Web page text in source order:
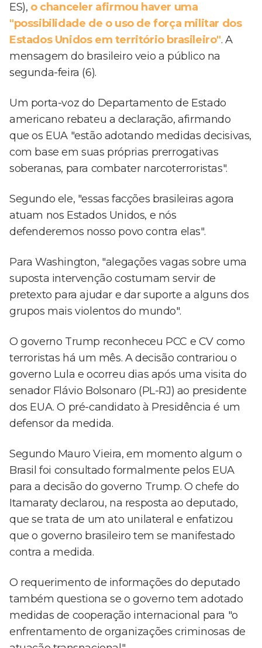
ES), o chanceler afirmou haver uma
"possibilidade de o uso de força militar dos
Estados Unidos em território brasileiro". A
mensagem do brasileiro veio a público na
segunda-feira (6).
Um porta-voz do Departamento de Estado
americano rebateu a declaração, afirmando
que os EUA "estão adotando medidas decisivas,
com base em suas próprias prerrogativas
soberanas, para combater narcoterroristas".
Segundo ele, "essas facções brasileiras agora
atuam nos Estados Unidos, e nós
defenderemos nosso povo contra elas".
Para Washington, "alegações vagas sobre uma
suposta intervenção costumam servir de
pretexto para ajudar e dar suporte a alguns dos
grupos mais violentos do mundo".
O governo Trump reconheceu PCC e CV como
terroristas há um mês. A decisão contrariou o
governo Lula e ocorreu dias após uma visita do
senador Flávio Bolsonaro (PL-RJ) ao presidente
dos EUA. O pré-candidato à Presidência é um
defensor da medida.
Segundo Mauro Vieira, em momento algum o
Brasil foi consultado formalmente pelos EUA
para a decisão do governo Trump. O chefe do
Itamaraty declarou, na resposta ao deputado,
que se trata de um ato unilateral e enfatizou
que o governo brasileiro tem se manifestado
contra a medida.
O requerimento de informações do deputado
também questiona se o governo tem adotado
medidas de cooperação internacional para "o
enfrentamento de organizações criminosas de